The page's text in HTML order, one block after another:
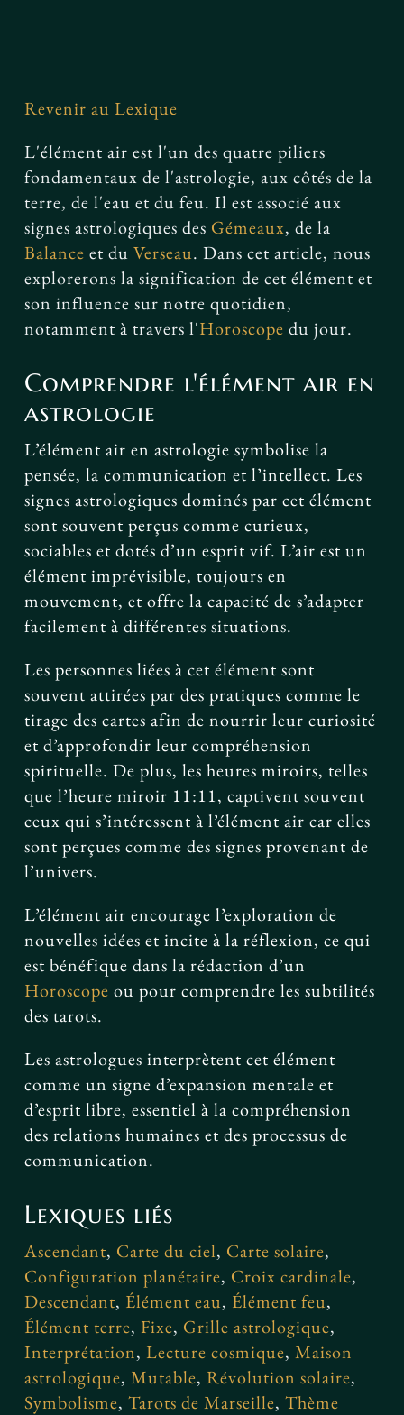
Revenir au Lexique
L'élément air est l'un des quatre piliers
fondamentaux de l'astrologie, aux côtés de la
terre, de l'eau et du feu. Il est associé aux
signes astrologiques des Gémeaux, de la
Balance et duVerseau. Dans cet article, nous
explorerons la signification de cet élément et
son influence sur notre quotidien,
notamment à travers l'Horoscope du jour.
Comprendre l'élément air en
astrologie
L’élément air en astrologie symbolise la
pensée, la communication et l’intellect. Les
signes astrologiques dominés par cet élément
sont souvent perçus comme curieux,
sociables et dotés d’un esprit vif. L’air est un
élément imprévisible, toujours en
mouvement, et offre la capacité de s’adapter
facilement à différentes situations.
Les personnes liées à cet élément sont
souvent attirées par des pratiques comme le
tirage des cartes afin de nourrir leur curiosité
et d’approfondir leur compréhension
spirituelle. De plus, les heures miroirs, telles
que l’heure miroir 11:11, captivent souvent
ceux qui s’intéressent à l’élément air car elles
sont perçues comme des signes provenant de
l’univers.
L’élément air encourage l’exploration de
nouvelles idées et incite à la réflexion, ce qui
est bénéfique dans la rédaction d’un
Horoscope ou pour comprendre les subtilités
des tarots.
Les astrologues interprètent cet élément
comme un signe d’expansion mentale et
d’esprit libre, essentiel à la compréhension
des relations humaines et des processus de
communication.
Lexiques liés
Ascendant, Carte du ciel, Carte solaire,
Configuration planétaire, Croix cardinale,
Descendant, Élément eau, Élément feu,
Élément terre,Fixe, Grille astrologique,
Interprétation,Lecture cosmique,Maison
astrologique,Mutable,Révolution solaire,
Symbolisme,Tarots de Marseille,Thème